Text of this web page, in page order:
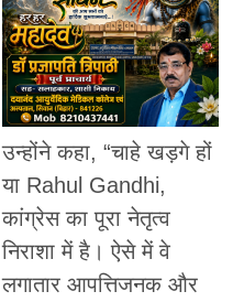
उन्होंने कहा, “चाहे खड़गे हों
या Rahul Gandhi,
कांग्रेस का पूरा नेतृत्व
निराशा में है। ऐसे में वे
लगातार आपत्तिजनक और